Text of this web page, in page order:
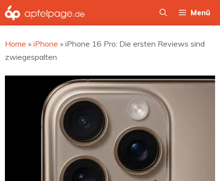
Zum
Inhalt
Menü
Home » iPhone » iPhone 16 Pro: Die ersten Reviews sind
zwiegespalten